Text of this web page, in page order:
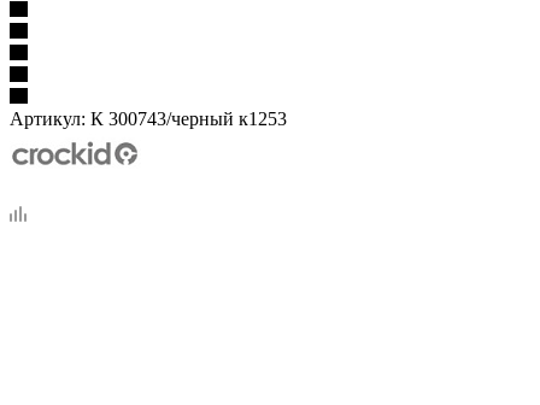
Артикул: К 300743/черный к1253